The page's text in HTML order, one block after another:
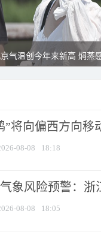
气温创今年来新高 焖蒸
”将向偏西方向移
08-08 18:18
象风险预警：
08-08 18:05